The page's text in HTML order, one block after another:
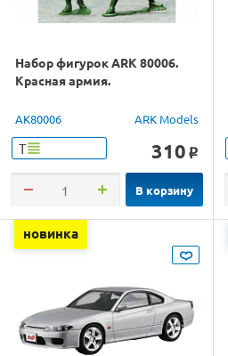
Набор фигурок ARK 80006.
Красная армия.
AK80006 ARK Models
Т 310 o
В корзину
новинка